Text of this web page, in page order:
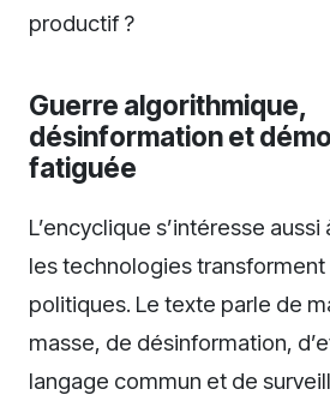
productif ?
Guerre algorithmique,
désinformation et
fatiguée
L’encyclique s’intéresse
les technologies
politiques. Le texte parle de
masse, de désinformation,
langage commun et de